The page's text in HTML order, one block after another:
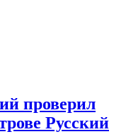
проверил
Русский